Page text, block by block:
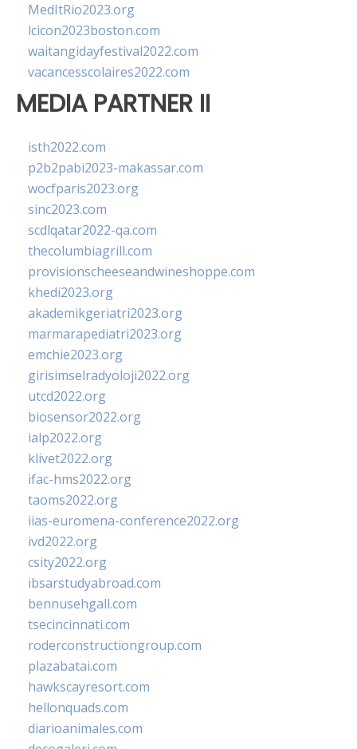
MedItRio2023.org
lcicon2023boston.com
waitangidayfestival2022.com
vacancesscolaires2022.com
MEDIA PARTNER II
isth2022.com
p2b2pabi2023-makassar.com
wocfparis2023.org
sinc2023.com
scdlqatar2022-qa.com
thecolumbiagrill.com
provisionscheeseandwineshoppe.com
khedi2023.org
akademikgeriatri2023.org
marmarapediatri2023.org
emchie2023.org
girisimselradyoloji2022.org
utcd2022.org
biosensor2022.org
ialp2022.org
klivet2022.org
ifac-hms2022.org
taoms2022.org
iias-euromena-conference2022.org
ivd2022.org
csity2022.org
ibsarstudyabroad.com
bennusehgall.com
tsecincinnati.com
roderconstructiongroup.com
plazabatai.com
hawkscayresort.com
hellonquads.com
diarioanimales.com